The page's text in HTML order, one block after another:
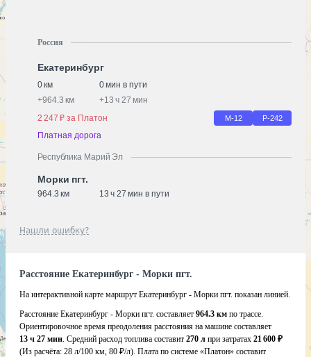
Россия
Екатеринбург
0 км
0 мин в пути
+964.3 км +13 ч 27 мин
2 247 ₽ за Платон
М-12 Р-242
Платная дорога
Республика Марий Эл
Морки пгт.
964.3 км 13 ч 27 мин в пути
Нашли ошибку?
Расстояние Екатеринбург - Морки пгт.
На интерактивной карте маршрут Екатеринбург - Морки пгт. показан линией.
Расстояние Екатеринбург - Морки пгт. составляет 964.3 км по трассе.
Ориентировочное время преодоления расстояния на машине составляет
13 ч 27 мин. Средний расход топлива составит 270 л при затратах 21 600 ₽
(Из расчёта: 28 л/100 км, 80 ₽/л). Плата по системе «Платон» составит